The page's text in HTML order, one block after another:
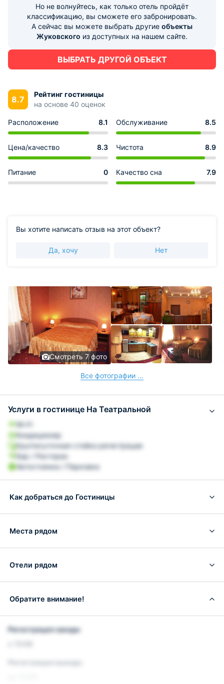
Но не волнуйтесь, как только отель пройдёт
классификацию, вы сможете его забронировать.
А сейчас вы можете выбрать другие объекты
Жуковского из доступных на нашем сайте.
ВЫБРАТЬ ДРУГОЙ ОБЪЕКТ
8.7
Рейтинг гостиницы
на основе 40 оценок
Расположение 8.1 Обслуживание 8.5
Цена/качество 8.3 Чистота 8.9
Питание 0 Качество сна 7.9
Вы хотите написать отзыв на этот объект?
Да, хочу Нет
Смотреть 7 фото
Все фотографии ...
Услуги в гостинице На Театральной
Wi-Fi
Кондиционер
Круглосуточная стойка регистрации
Бар / Ресторан
Автостоянка / Парковка
Как добраться до Гостиницы
Места рядом
Отели рядом
Обратите внимание!
Регистрация заезда: